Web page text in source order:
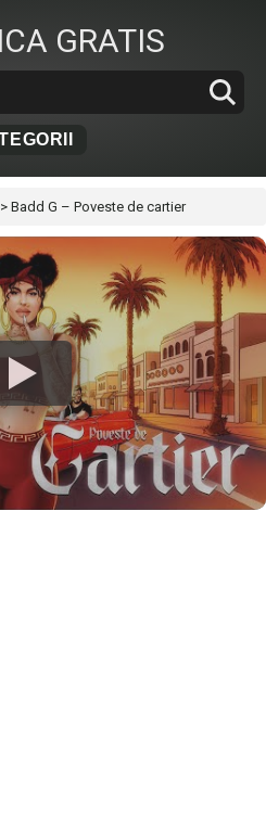
GRATIS
> Badd G – Poveste de cartier